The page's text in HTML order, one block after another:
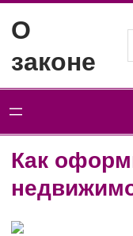
содержимому
О
законе
Как